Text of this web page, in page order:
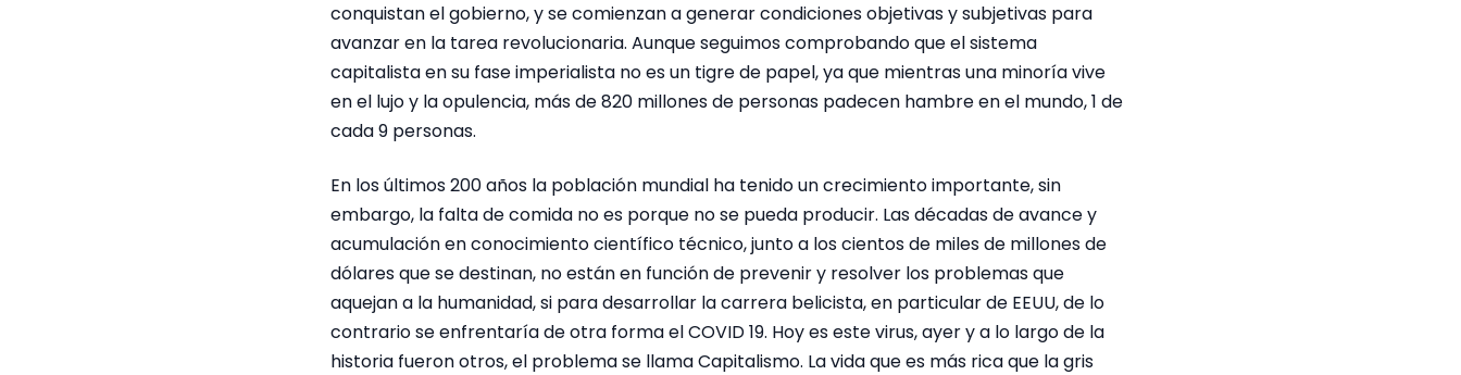
conquistan el gobierno, y se comienzan a generar condiciones objetivas y subjetivas para
avanzar en la tarea revolucionaria. Aunque seguimos comprobando que el sistema
capitalista en su fase imperialista no es un tigre de papel, ya que mientras una minoría vive
en el lujo y la opulencia, más de 820 millones de personas padecen hambre en el mundo, 1 de
cada 9 personas.
En los últimos 200 años la población mundial ha tenido un crecimiento importante, sin
embargo, la falta de comida no es porque no se pueda producir. Las décadas de avance y
acumulación en conocimiento científico técnico, junto a los cientos de miles de millones de
dólares que se destinan, no están en función de prevenir y resolver los problemas que
aquejan a la humanidad, si para desarrollar la carrera belicista, en particular de EEUU, de lo
contrario se enfrentaría de otra forma el COVID 19. Hoy es este virus, ayer y a lo largo de la
historia fueron otros, el problema se llama Capitalismo. La vida que es más rica que la gris